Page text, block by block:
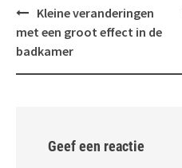
Bericht
navigatie
Kleine veranderingen
met een groot effect in de
badkamer
Geef een reactie